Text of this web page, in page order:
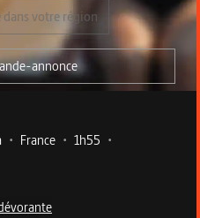
votre région
annonce
• France • 1h55 •